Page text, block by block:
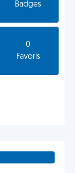
Badges
0
Favoris